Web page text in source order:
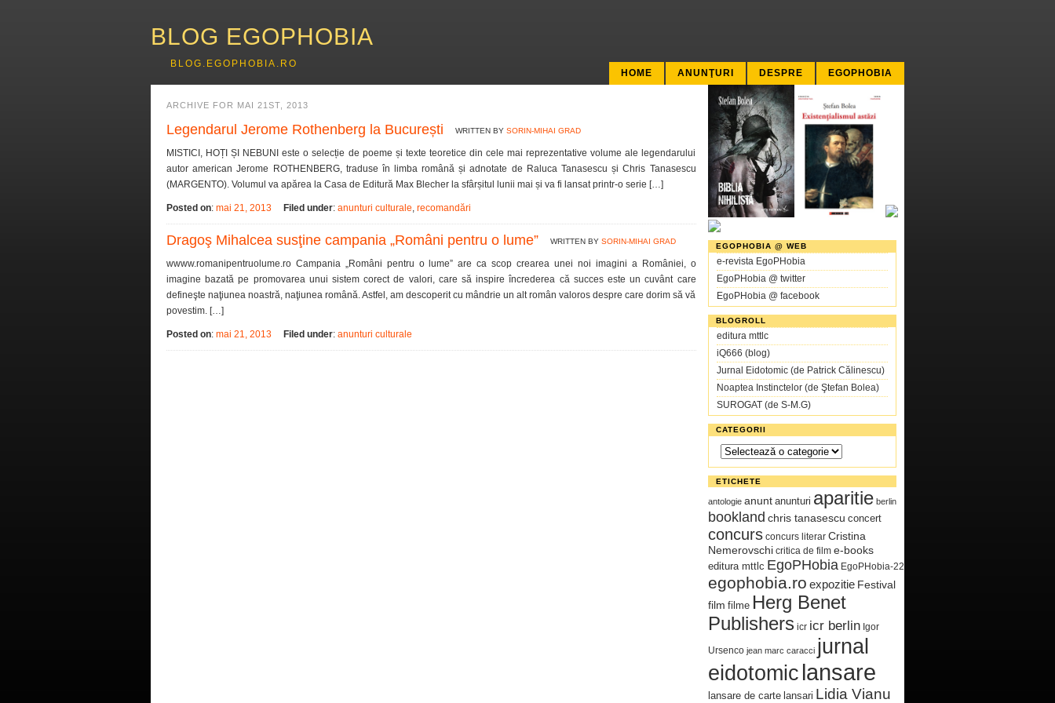
BLOG EGOPHOBIA
BLOG.EGOPHOBIA.RO
HOME
ANUNŢURI DESPRE EGOPHOBIA
ARCHIVE FOR MAI 21ST, 2013
Legendarul Jerome Rothenberg la București WRITTEN BY SORIN-MIHAI GRAD
MISTICI, HOȚI ȘI NEBUNI este o selecție de poeme și texte teoretice din cele mai reprezentative volume ale legendarului
autor american Jerome ROTHENBERG, traduse în limba română și adnotate de Raluca Tanasescu și Chris Tanasescu
(MARGENTO). Volumul va apărea la Casa de Editură Max Blecher la sfârșitul lunii mai și va fi lansat printr-o serie […]
Posted on: mai 21, 2013 Filed under: anunturi culturale, recomandări
Dragoş Mihalcea susţine campania „Români pentru o lume” WRITTEN BY SORIN-MIHAI GRAD
wwww.romanipentruolume.ro Campania „Români pentru o lume” are ca scop crearea unei noi imagini a României, o
imagine bazată pe promovarea unui sistem corect de valori, care să inspire încrederea că succes este un cuvânt care
defineşte naţiunea noastră, naţiunea română. Astfel, am descoperit cu mândrie un alt român valoros despre care dorim să vă
povestim. […]
Posted on: mai 21, 2013 Filed under: anunturi culturale
EGOPHOBIA @ WEB
e-revista EgoPHobia
EgoPHobia @ twitter
EgoPHobia @ facebook
BLOGROLL
editura mttlc
iQ666 (blog)
Jurnal Eidotomic (de Patrick Călinescu)
Noaptea Instinctelor (de Ştefan Bolea)
SUROGAT (de S-M.G)
CATEGORII
Categorii
ETICHETE
antologie anunt anunturi aparitie berlin
bookland chris tanasescu concert
concurs concurs literar Cristina
Nemerovschi critica de film e-books
editura mttlc EgoPHobia EgoPHobia-22
egophobia.ro expozitie Festival
film filme Herg Benet
Publishers icr icr berlin Igor
Ursenco jean marc caracci jurnal
eidotomic lansare
lansare de carte lansari Lidia Vianu